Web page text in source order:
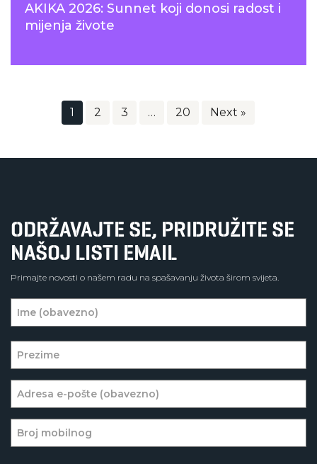
AKIKA 2026: Sunnet koji donosi radost i
mijenja živote
1 2 3 … 20 Next »
ODRŽAVAJTE SE, PRIDRUŽITE SE
NAŠOJ LISTI EMAIL
Primajte novosti o našem radu na spašavanju života širom svijeta.